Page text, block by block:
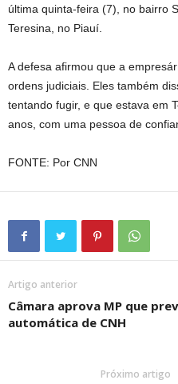
última quinta-feira (7), no bairro
Teresina, no Piauí.
A defesa afirmou que a
ordens judiciais. Eles também
tentando fugir, e que estava em
anos, com uma pessoa de
FONTE: Por CNN
Artigo anterior
Câmara aprova MP que
automática de CNH
Próximo artigo